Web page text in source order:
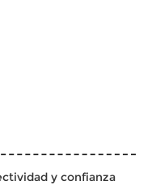
y confianza